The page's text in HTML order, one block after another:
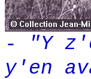
- "Y
y'en